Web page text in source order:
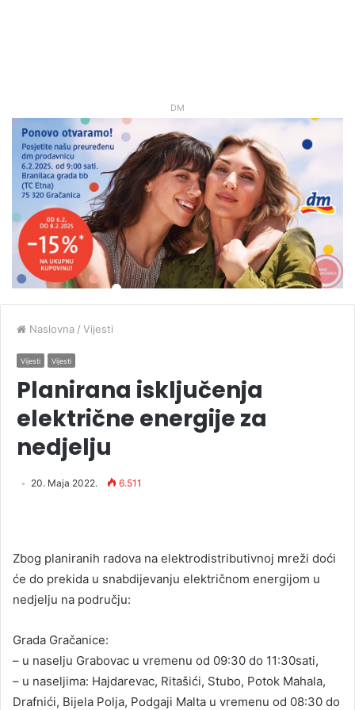
DM
Naslovna / Vijesti
Vijesti Vijesti
Planirana isključenja
električne energije za
nedjelju
20. Maja 2022. 6.511
Zbog planiranih radova na elektrodistributivnoj mreži doći
će do prekida u snabdijevanju električnom energijom u
nedjelju na području:
Grada Gračanice:
– u naselju Grabovac u vremenu od 09:30 do 11:30sati,
– u naseljima: Hajdarevac, Ritašići, Stubo, Potok Mahala,
Drafnići, Bijela Polja, Podgaji Malta u vremenu od 08:30 do